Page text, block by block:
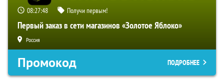
08:27:46 Получи первым!
Первый заказ в сети магазинов «Золотое Яблоко»
Россия
Промокод ПОДРОБНЕЕ